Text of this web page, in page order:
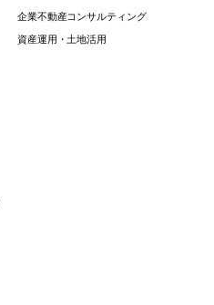
企業不動産コンサルティング
資産運用・土地活用